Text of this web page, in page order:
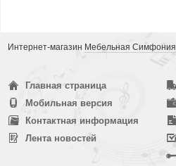
Интернет-магазин Мебельная Симфония
Главная страница
Мобильная версия
Контактная информация
Лента новостей